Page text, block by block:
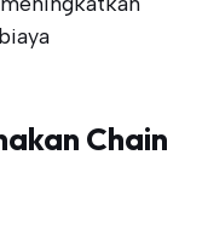
Chain